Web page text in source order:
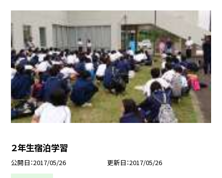
２年生宿泊学習
公開日 2017/05/26 更新日 2017/05/26